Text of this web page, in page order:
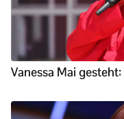
Vanessa Mai